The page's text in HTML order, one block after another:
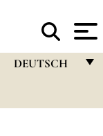
DEUTSCH